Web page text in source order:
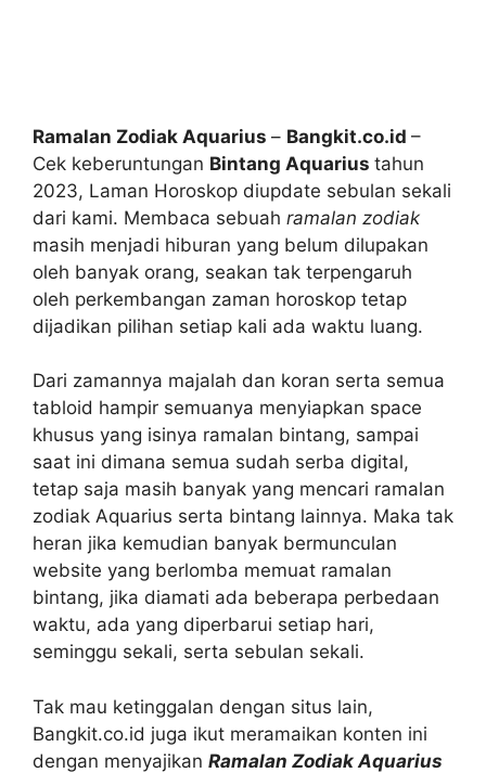
Ramalan Zodiak Aquarius – Bangkit.co.id –
Cek keberuntungan Bintang Aquarius tahun
2023, Laman Horoskop diupdate sebulan sekali
dari kami. Membaca sebuah ramalan zodiak
masih menjadi hiburan yang belum dilupakan
oleh banyak orang, seakan tak terpengaruh
oleh perkembangan zaman horoskop tetap
dijadikan pilihan setiap kali ada waktu luang.
Dari zamannya majalah dan koran serta semua
tabloid hampir semuanya menyiapkan space
khusus yang isinya ramalan bintang, sampai
saat ini dimana semua sudah serba digital,
tetap saja masih banyak yang mencari ramalan
zodiak Aquarius serta bintang lainnya. Maka tak
heran jika kemudian banyak bermunculan
website yang berlomba memuat ramalan
bintang, jika diamati ada beberapa perbedaan
waktu, ada yang diperbarui setiap hari,
seminggu sekali, serta sebulan sekali.
Tak mau ketinggalan dengan situs lain,
Bangkit.co.id juga ikut meramaikan konten ini
dengan menyajikan Ramalan Zodiak Aquarius